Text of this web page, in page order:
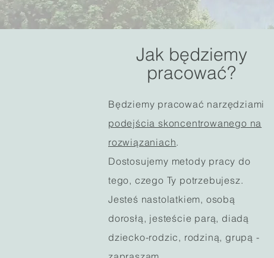
Jak będziemy
pracować?
Będziemy pracować narzędziami
podejścia skoncentrowanego na
rozwiązaniach.
Dostosujemy metody pracy do
tego, czego Ty potrzebujesz.
Jesteś nastolatkiem, osobą
dorosłą, jesteście parą, diadą
dziecko-rodzic, rodziną, grupą -